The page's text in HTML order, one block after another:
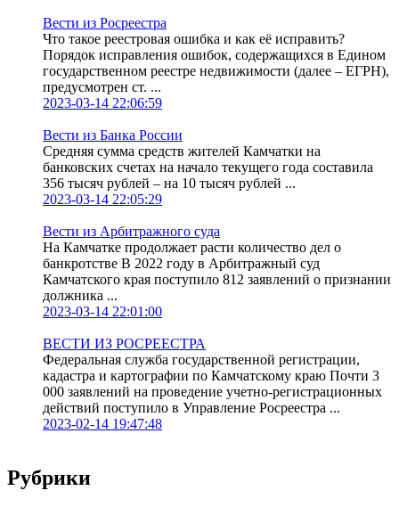
Вести из Росреестра
Что такое реестровая ошибка и как её исправить?
Порядок исправления ошибок, содержащихся в Едином
государственном реестре недвижимости (далее – ЕГРН),
предусмотрен ст. ...
2023-03-14 22:06:59
Вести из Банка России
Средняя сумма средств жителей Камчатки на
банковских счетах на начало текущего года составила
356 тысяч рублей – на 10 тысяч рублей ...
2023-03-14 22:05:29
Вести из Арбитражного суда
На Камчатке продолжает расти количество дел о
банкротстве В 2022 году в Арбитражный суд
Камчатского края поступило 812 заявлений о признании
должника ...
2023-03-14 22:01:00
ВЕСТИ ИЗ РОСРЕЕСТРА
Федеральная служба государственной регистрации,
кадастра и картографии по Камчатскому краю Почти 3
000 заявлений на проведение учетно-регистрационных
действий поступило в Управление Росреестра ...
2023-02-14 19:47:48
Рубрики